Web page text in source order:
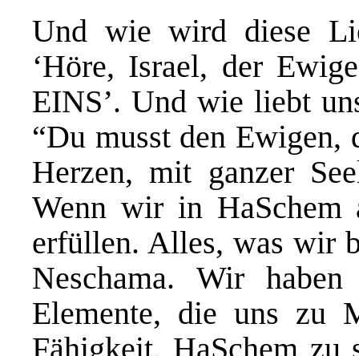
Und wie wird diese
‘Höre, Israel, der
EINS’. Und wie liebt
“Du musst den Ewigen,
Herzen, mit ganzer
Wenn wir in HaSchem
erfüllen. Alles, was wir
Neschama. Wir
Elemente, die uns zu
Fähigkeit, HaSchem zu